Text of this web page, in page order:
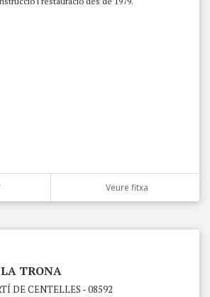
Veure fitxa
TRONA
DE CENTELLES - 08592